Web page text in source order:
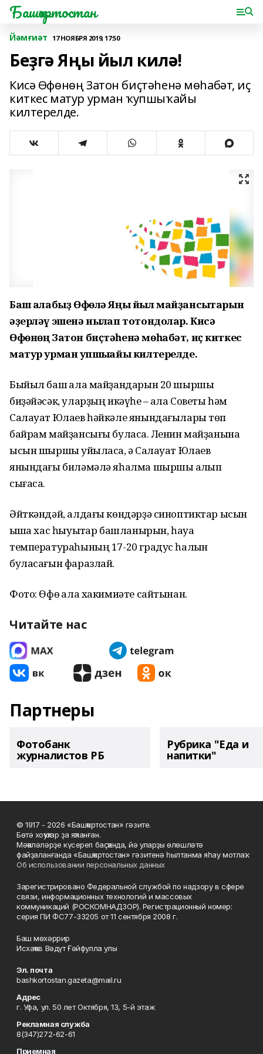
Башҡортостан
Йәмғиәт 17 НОЯБРЯ 2019, 17:50
Беҙгә Яңы йыл килә!
Кисә Өфөнөң Затон биҫтәһенә мөһабәт, иҫ
киткес матур урман ҡупшыҡайы
килтерелде.
Баш ҡалабыҙ Өфөлә Яңы йыл майҙансыҡтарын
әҙерләү эшенә ныҡлап тотондолар. Кисә
Өфөнөң Затон биҫтәһенә мөһабәт, иҫ киткес
матур урман ҡупшыҡайы килтерелде.
Быйыл баш ҡала майҙандарын 20 шыршы
биҙәйәсәк, уларҙың икәүһе – ҡала Советы һәм
Салауат Юлаев һәйкәле янындағылары төп
байрам майҙансығы буласаҡ. Ленин майҙанына
ысын шыршы ҡуйыласаҡ, ә Салауат Юлаев
янындағы биләмәлә яһалма шыршы ҡалҡып
сығасаҡ.
Әйткәндәй, алдағы көндәрҙә синоптиктар ысын
ҡышҡа хас һыуыҡтар башланырын, һауа
температураһының 17-20 градус һалҡын
буласағын фаразлай.
Фото: Өфө ҡала хакимиәте сайтынан.
Читайте нас
Партнеры
Фотобанк
журналистов РБ
Рубрика "Еда и
напитки"
© 1917 - 2026 «Башҡортостан» гәзите.
Бөтә хоҡуҡтар ҙа яҡланған.
Мәҡәләләрҙе күсереп баҫҡанда, йә уларҙы өлөшләтә
файҙаланғанда «Башҡортостан» гәзитенә һылтанма яһау мотлаҡ.
Об использовании персональных данных
Зарегистрировано Федеральной службой по надзору в сфере
связи, информационных технологий и массовых
коммуникаций (РОСКОМНАДЗОР). Регистрационный номер:
серия ПИ ФС77-33205 от 11 сентября 2008 г.
Баш мөхәррир
Исхаҡов Вәдүт Ғәйфулла улы
Эл. почта
bashkortostan.gazeta@mail.ru
Адрес
г. Уфа, ул. 50 лет Октября, 13, 5-й этаж
Рекламная служба
8(347)272-62-61
Приемная